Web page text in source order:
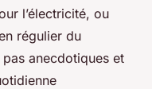
l’électricité, ou
régulier du
anecdotiques et